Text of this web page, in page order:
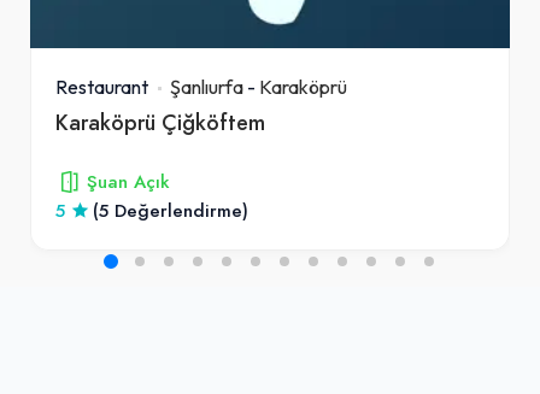
Restaurant Şanlıurfa - Karaköprü
Karaköprü Çiğköftem
Şuan Açık
5
(5 Değerlendirme)